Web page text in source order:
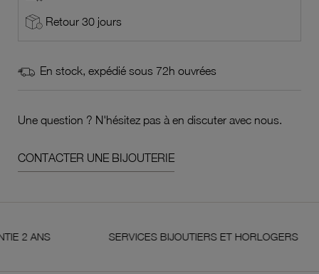
Retour 30 jours
En stock, expédié sous 72h ouvrées
Une question ? N'hésitez pas à en discuter avec nous.
CONTACTER UNE BIJOUTERIE
SERVICES BIJOUTIERS ET HORLOGERS